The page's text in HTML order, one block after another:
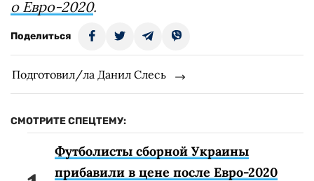
о Евро-2020.
Поделиться
Подготовил/ла Данил Слесь
СМОТРИТЕ СПЕЦТЕМУ:
Футболисты сборной Украины
прибавили в цене после Евро-2020